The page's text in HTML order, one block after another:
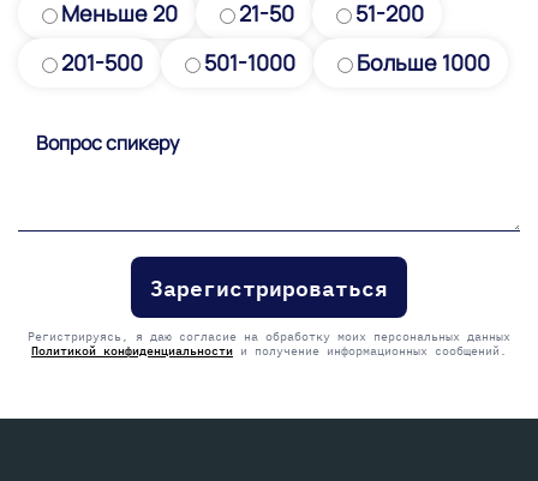
Меньше 20 21-50
51-200
201-500
501-1000 Больше 1000
empty.
Регистрируясь, я даю согласие на обработку моих персональных данных
Политикой конфиденциальности и получение информационных сообщений.